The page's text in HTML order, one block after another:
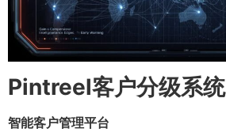
Pintreel客户分级系统
智能客户管理平台